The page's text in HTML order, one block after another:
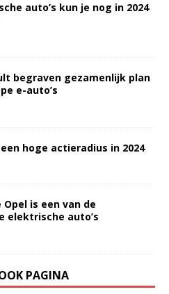
auto’s kun je nog in 2024
begraven gezamenlijk plan
e-auto’s
hoge actieradius in 2024
Opel is een van de
elektrische auto’s
PAGINA